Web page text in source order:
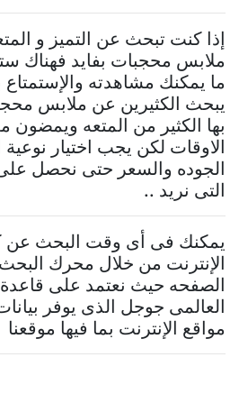
إذا كنت تبحث عن التميز و
ملابس محجبات بفايد فهناك
ما يمكنك مشاهدته
يبحث الكثيرين عن ملابس
بها الكثير من المتعه ويمضون
الاوقات لكن يجب اختيار
الجوده والسعر حتى نحصل على
التى نريد ..
يمكنك فى أى وقت البحث عن
الإنترنت من خلال محرك البحث
الصفحه حيث نعتمد على قاعدة
العالمى جوجل الذى يوفر
مواقع الإنترنت بما فيها موقعنا